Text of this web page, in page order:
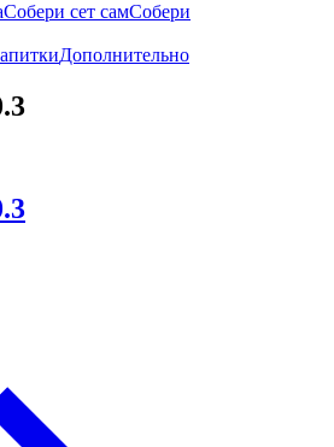
Собери сет самСобери
Дополнительно